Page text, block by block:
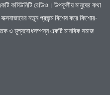
কমিউনিটি রেডিও। উপকূলীয় মানুষের কথা
নতুন প্রজন্ম বিশেষ করে কিশোর-
ও মূল্যবোধসম্পন্ন একটি মানবিক সমাজ